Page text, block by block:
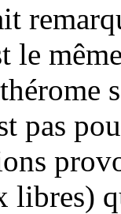
le
pas
libres)